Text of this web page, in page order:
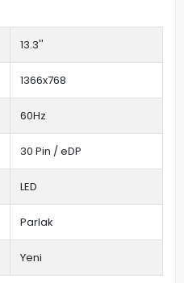
13.3''
1366x768
60Hz
30 Pin / eDP
LED
Parlak
Yeni